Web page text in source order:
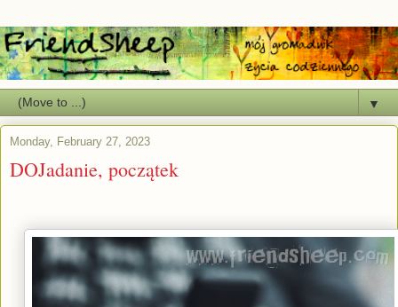
▼
Monday, February 27, 2023
DOJadanie, początek